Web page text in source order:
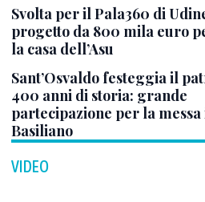
Svolta per il Pala360 di
progetto da 800 mila euro
la casa dell’Asu
Sant’Osvaldo festeggia il
400 anni di storia: grande
partecipazione per la messa
Basiliano
VIDEO